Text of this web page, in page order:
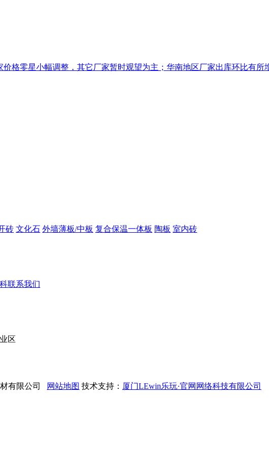
价格零星小幅调整，其它厂家暂时观望为主；华南地区厂家出库环比有
砖 文化石 外墙薄板/中板 复合保温一体板 陶板 室内砖
联系我们
区
有限公司 网站地图 技术支持： 厦门LEwin乐玩·官网网络科技有限公司